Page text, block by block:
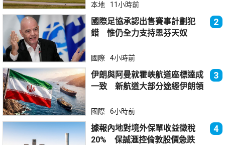
本地 11小時前
國際足協承認出售賽事計劃犯
錯 惟仍全力支持恩芬天奴
2
國際 4小時前
伊朗與阿曼就霍峽航道座標達成
一致 新航道大部分途經伊朗領
3
國際 6小時前
據報內地對境外保單收益徵稅
20% 保誠滙控倫敦股價急跌
4